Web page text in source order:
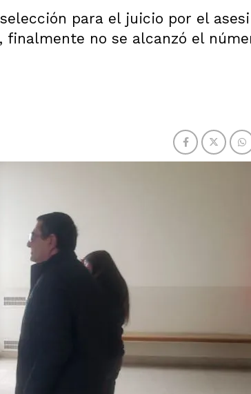
para el juicio por el
finalmente no se alcanzó el